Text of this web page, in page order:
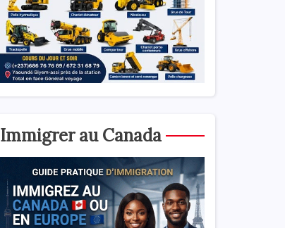
Immigrer au Canada